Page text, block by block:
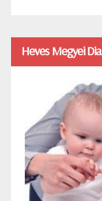
Heves Megyei